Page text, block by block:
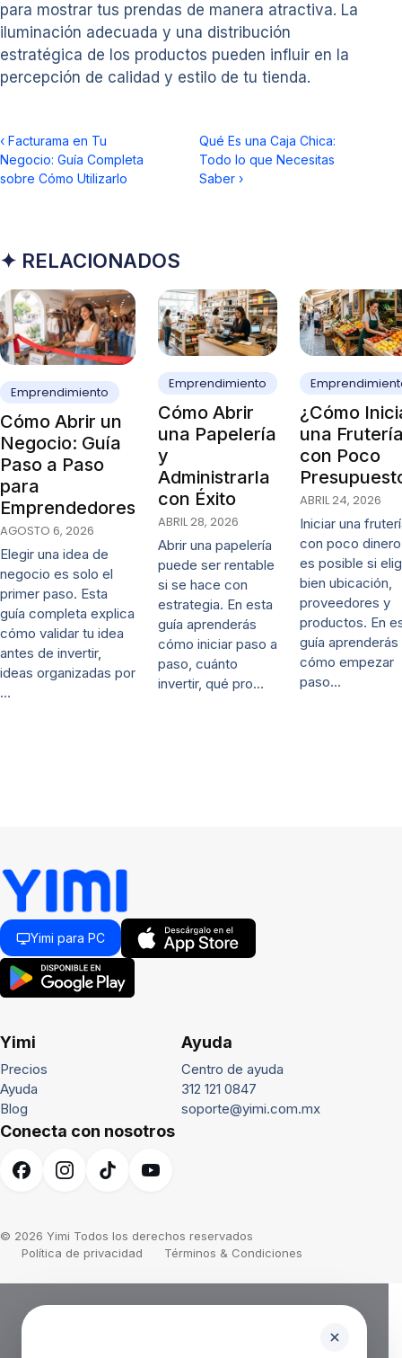
para mostrar tus prendas de manera atractiva. La
iluminación adecuada y una distribución
estratégica de los productos pueden influir en la
percepción de calidad y estilo de tu tienda.
‹ Facturama en Tu
Negocio: Guía Completa
sobre Cómo Utilizarlo
Qué Es una Caja Chica:
Todo lo que Necesitas
Saber›
✦ RELACIONADOS
Emprendimiento
Cómo Abrir un
Negocio: Guía
Paso a Paso
para
Emprendedores
AGOSTO 6, 2026
Elegir una idea de
negocio es solo el
primer paso. Esta
guía completa explica
cómo validar tu idea
antes de invertir,
ideas organizadas por
…
Emprendimiento
Cómo Abrir
una Papelería
y
Administrarla
con Éxito
ABRIL 28, 2026
Abrir una papelería
puede ser rentable
si se hace con
estrategia. En esta
guía aprenderás
cómo iniciar paso a
paso, cuánto
invertir, qué pro…
¿Cómo
una
con Poco
ABRIL 24, 2026
Iniciar una
con poco dinero
es posible si
bien ubicación,
proveedores y
productos. En
guía aprenderás
cómo empezar
paso…
Yimi para PC
Yimi
Precios
Ayuda
Blog
Ayuda
Centro de ayuda
312 121 0847
soporte@yimi.com.mx
Conecta con nosotros
© 2026 Yimi Todos los derechos reservados
Política de privacidad
Términos & Condiciones